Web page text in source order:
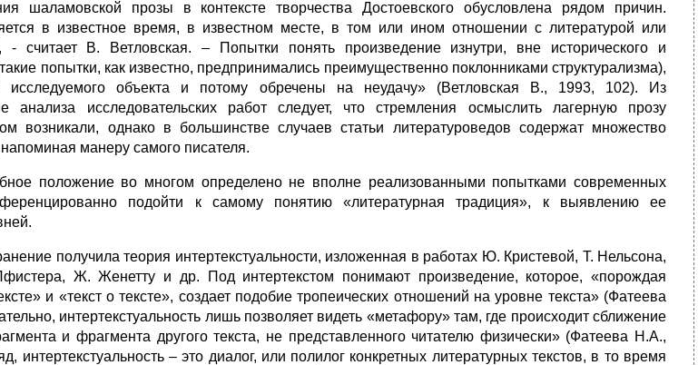
шаламовской прозы в контексте творчества Достоевского обусловлена рядом причин.
в известное время, в известном месте, в том или ином отношении с литературой или
- считает В. Ветловская. – Попытки понять произведение изнутри, вне исторического и
попытки, как известно, предпринимались преимущественно поклонниками структурализма),
исследуемого объекта и потому обречены на неудачу» (Ветловская В., 1993, 102). Из
анализа исследовательских работ следует, что стремления осмыслить лагерную прозу
возникали, однако в большинстве случаев статьи литературоведов содержат множество
манеру самого писателя.
положение во многом определено не вполне реализованными попытками современных
подойти к самому понятию «литературная традиция», к выявлению ее
получила теория интертекстуальности, изложенная в работах Ю. Кристевой, Т. Нельсона,
Ж. Женетту и др. Под интертекстом понимают произведение, которое, «порождая
и «текст о тексте», создает подобие тропеических отношений на уровне текста» (Фатеева
интертекстуальность лишь позволяет видеть «метафору» там, где происходит сближение
и фрагмента другого текста, не представленного читателю физически» (Фатеева Н.А.,
интертекстуальность – это диалог, или полилог конкретных литературных текстов, в то время